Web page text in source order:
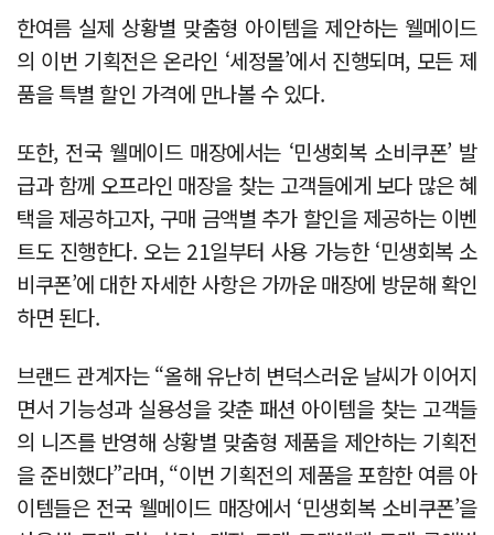
한여름 실제 상황별 맞춤형 아이템을 제안하는 웰메이드
의 이번 기획전은 온라인 ‘세정몰’에서 진행되며, 모든 제
품을 특별 할인 가격에 만나볼 수 있다.
또한, 전국 웰메이드 매장에서는 ‘민생회복 소비쿠폰’ 발
급과 함께 오프라인 매장을 찾는 고객들에게 보다 많은 혜
택을 제공하고자, 구매 금액별 추가 할인을 제공하는 이벤
트도 진행한다. 오는 21일부터 사용 가능한 ‘민생회복 소
비쿠폰’에 대한 자세한 사항은 가까운 매장에 방문해 확인
하면 된다.
브랜드 관계자는 “올해 유난히 변덕스러운 날씨가 이어지
면서 기능성과 실용성을 갖춘 패션 아이템을 찾는 고객들
의 니즈를 반영해 상황별 맞춤형 제품을 제안하는 기획전
을 준비했다”라며, “이번 기획전의 제품을 포함한 여름 아
이템들은 전국 웰메이드 매장에서 ‘민생회복 소비쿠폰’을